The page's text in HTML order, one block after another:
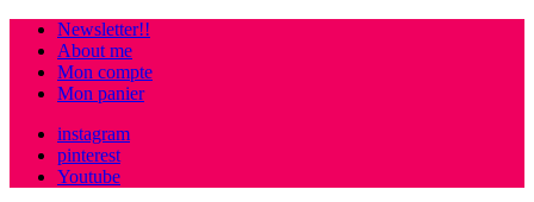
Newsletter!!
About me
Mon compte
Mon panier
instagram
pinterest
Youtube